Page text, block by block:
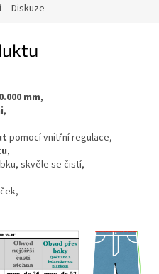
Diskuze
mm,
,
pomocí vnitřní regulace,
,
skvěle se čistí,